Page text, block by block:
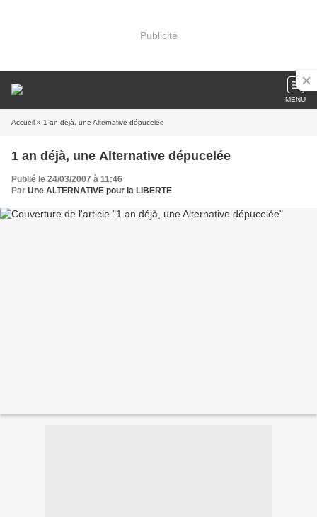
Publicité
MENU
Accueil » 1 an déjà, une Alternative dépucelée
1 an déjà, une Alternative dépucelée
Publié le 24/03/2007 à 11:46
Par Une ALTERNATIVE pour la LIBERTE